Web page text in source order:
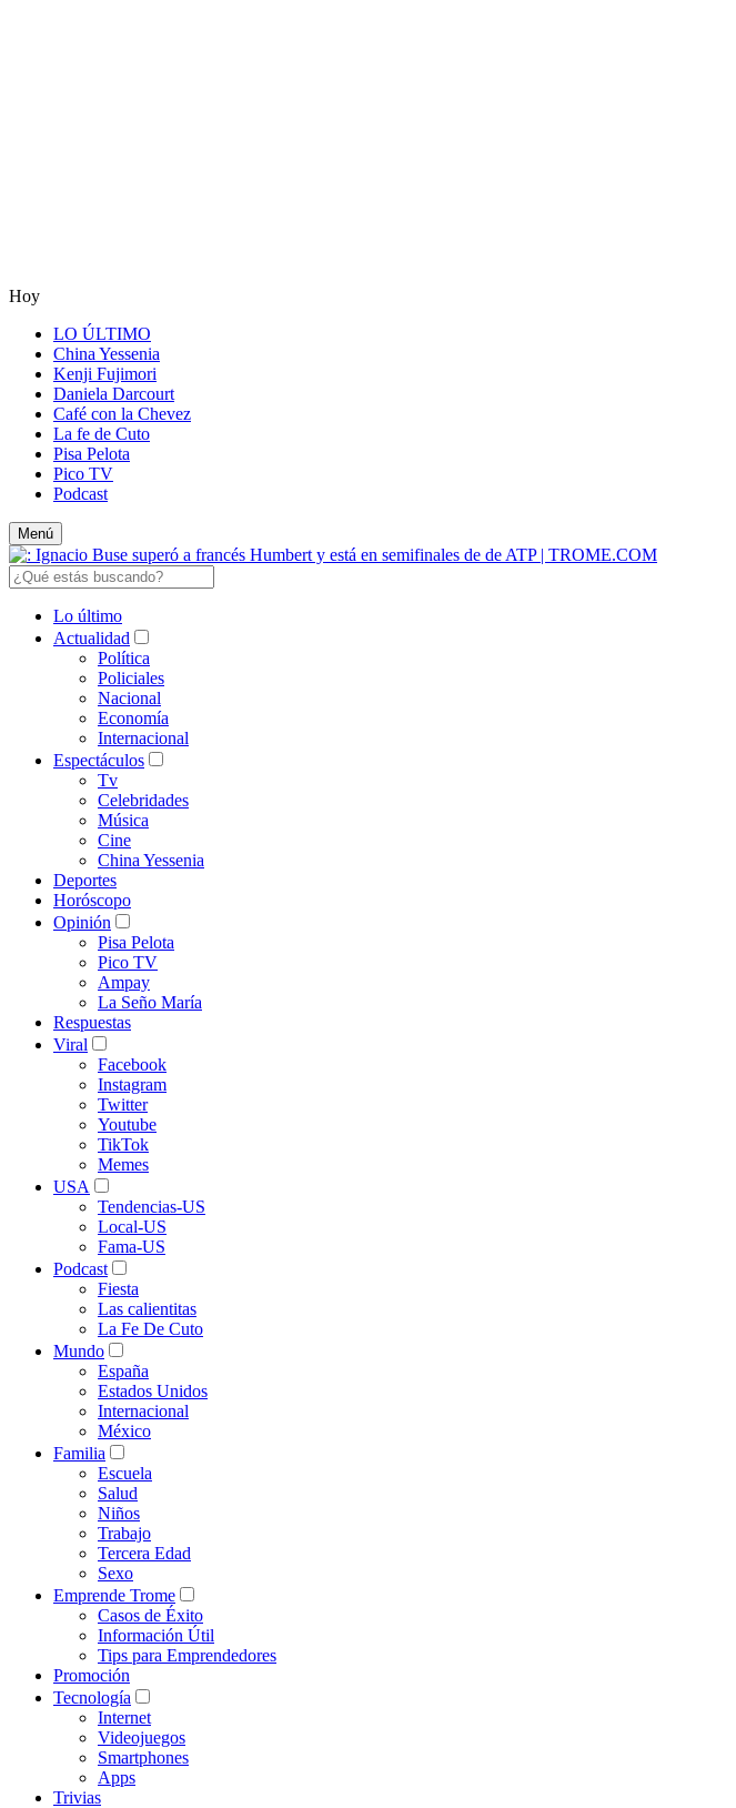
Hoy
LO ÚLTIMO
China Yessenia
Kenji Fujimori
Daniela Darcourt
Café con la Chevez
La fe de Cuto
Pisa Pelota
Pico TV
Podcast
Menú
Lo último
Actualidad
Política
Policiales
Nacional
Economía
Internacional
Espectáculos
Tv
Celebridades
Música
Cine
China Yessenia
Deportes
Horóscopo
Opinión
Pisa Pelota
Pico TV
Ampay
La Seño María
Respuestas
Viral
Facebook
Instagram
Twitter
Youtube
TikTok
Memes
USA
Tendencias-US
Local-US
Fama-US
Podcast
Fiesta
Las calientitas
La Fe De Cuto
Mundo
España
Estados Unidos
Internacional
México
Familia
Escuela
Salud
Niños
Trabajo
Tercera Edad
Sexo
Emprende Trome
Casos de Éxito
Información Útil
Tips para Emprendedores
Promoción
Tecnología
Internet
Videojuegos
Smartphones
Apps
Trivias